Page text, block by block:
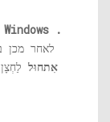
רק הכונן שבו מותקן Windows .
לאחר מכן
אִתחוּל